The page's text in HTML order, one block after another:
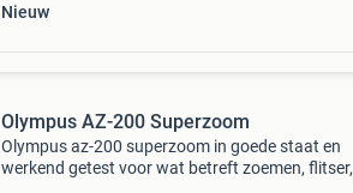
Nieuw
Olympus AZ-200 Superzoom
Olympus az-200 superzoom in goede staat en
werkend getest voor wat betreft zoemen, flitser,